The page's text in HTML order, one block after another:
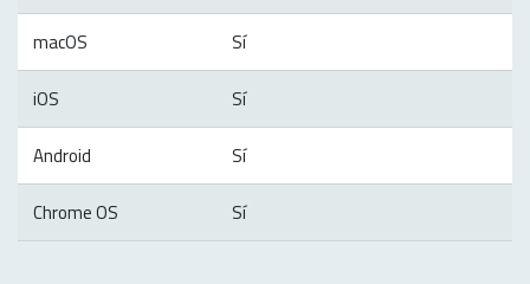
macOS Sí
iOS Sí
Android Sí
Chrome OS Sí